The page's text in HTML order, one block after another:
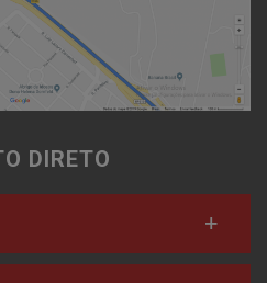
DIRETO